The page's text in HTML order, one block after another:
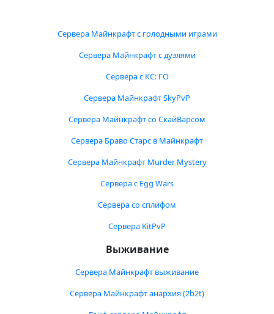
Сервера Майнкрафт с голодными играми
Сервера Майнкрафт с дуэлями
Сервера с КС: ГО
Сервера Майнкрафт SkyPvP
Сервера Майнкрафт со СкайВарсом
Сервера Браво Старс в Майнкрафт
Сервера Майнкрафт Murder Mystery
Сервера с Egg Wars
Сервера со сплифом
Сервера KitPvP
Выживание
Сервера Майнкрафт выживание
Сервера Майнкрафт анархия (2b2t)